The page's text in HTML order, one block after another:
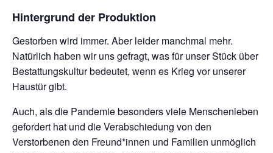
Hintergrund der Produktion
Gestorben wird immer. Aber leider manchmal mehr.
Natürlich haben wir uns gefragt, was für unser Stück über
Bestattungskultur bedeutet, wenn es Krieg vor unserer
Haustür gibt.
Auch, als die Pandemie besonders viele Menschenleben
gefordert hat und die Verabschiedung von den
Verstorbenen den Freund*innen und Familien unmöglich